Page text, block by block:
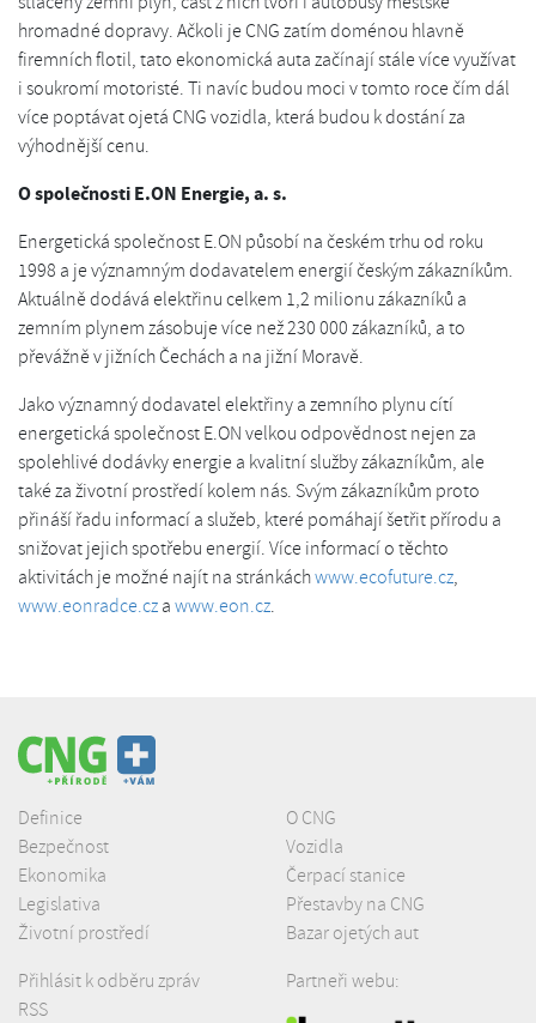
hromadné dopravy. Ačkoli je CNG zatím doménou hlavně
firemních flotil, tato ekonomická auta začínají stále více využívat
i soukromí motoristé. Ti navíc budou moci v tomto roce čím dál
více poptávat ojetá CNG vozidla, která budou k dostání za
výhodnější cenu.
O společnosti E.ON Energie, a. s.
Energetická společnost E.ON působí na českém trhu od roku
1998 a je významným dodavatelem energií českým zákazníkům.
Aktuálně dodává elektřinu celkem 1,2 milionu zákazníků a
zemním plynem zásobuje více než 230 000 zákazníků, a to
převážně v jižních Čechách a na jižní Moravě.
Jako významný dodavatel elektřiny a zemního plynu cítí
energetická společnost E.ON velkou odpovědnost nejen za
spolehlivé dodávky energie a kvalitní služby zákazníkům, ale
také za životní prostředí kolem nás. Svým zákazníkům proto
přináší řadu informací a služeb, které pomáhají šetřit přírodu a
snižovat jejich spotřebu energií. Více informací o těchto
aktivitách je možné najít na stránkáchwww.ecofuture.cz,
www.eonradce.cz a www.eon.cz.
Definice
Bezpečnost
Ekonomika
Legislativa
Životní prostředí
O CNG
Vozidla
Čerpací stanice
Přestavby na CNG
Bazar ojetých aut
Přihlásit k odběru zpráv
RSS
Partneři webu: